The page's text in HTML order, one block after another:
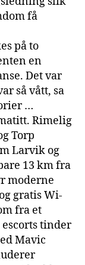
få
på to
en
Det var
så vått, sa
…
Rimelig
Torp
Larvik og
13 km fra
moderne
gratis Wi-
fra et
tinder
Mavic